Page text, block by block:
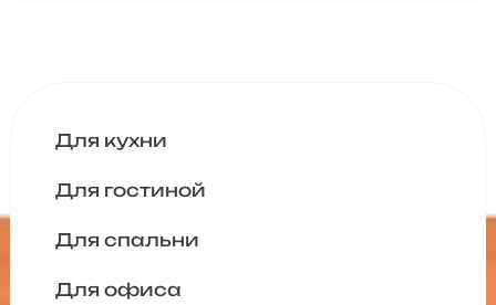
Для кухни
Для гостиной
Для спальни
Для офиса